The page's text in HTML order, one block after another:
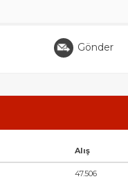
Gönder
Alış
47.506